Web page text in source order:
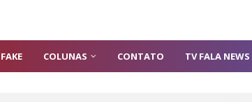
COLUNAS CONTATO TV FALA NEWS